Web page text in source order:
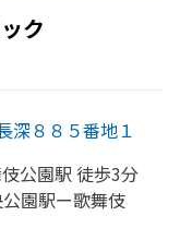
ク
深８８５番地１
公園駅 徒歩3分
園駅ー歌舞伎